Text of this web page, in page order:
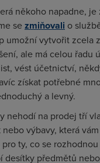
někoho napadne,
se zmiňovali o
umožní vytvořit zcela
ale má celou řadu
vést účetnictví,
získat potřebné
a levný.
nehodí na prodej tří
výbavy, která
ty, co se
desítky předmětů